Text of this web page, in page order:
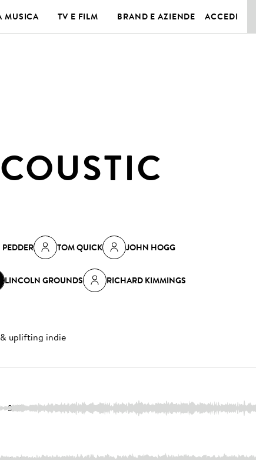
MUSICA TV E FILM BRAND E AZIENDE ACCEDI
TOM QUICK JOHN HOGG
LINCOLN GROUNDS RICHARD KIMMINGS
uplifting indie
3:07